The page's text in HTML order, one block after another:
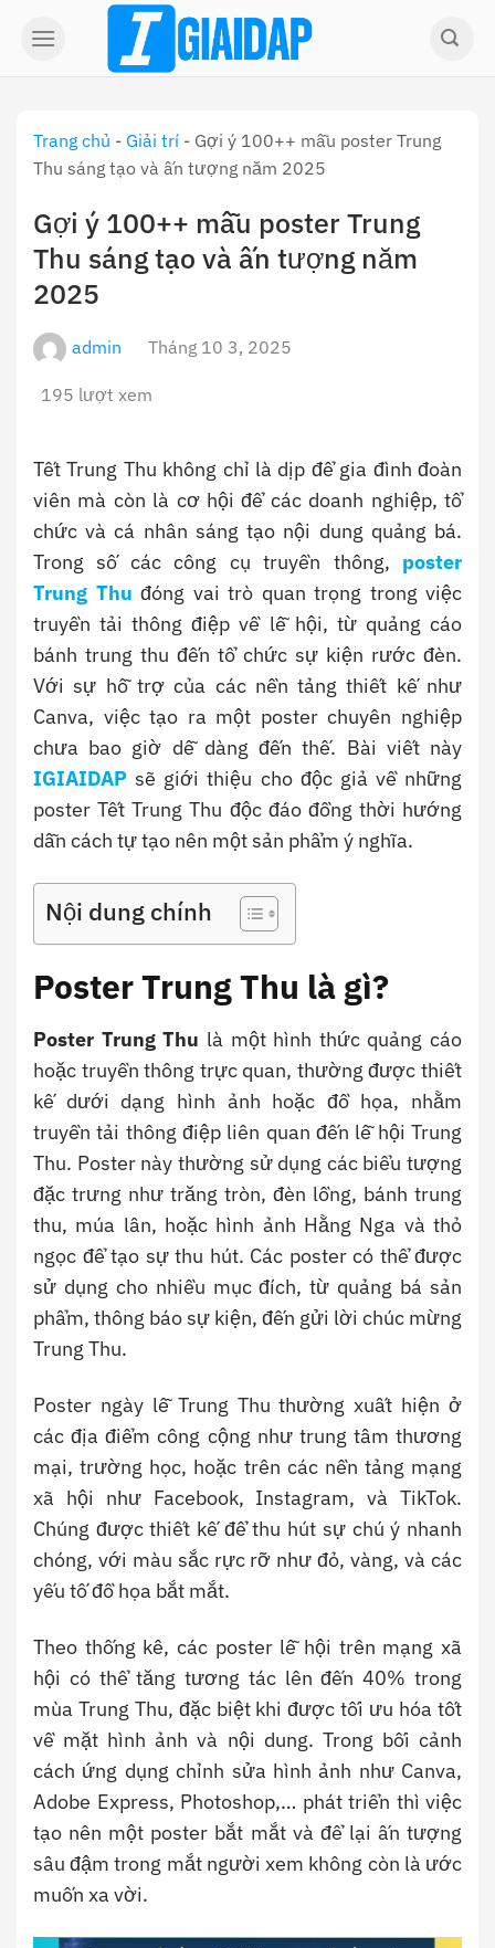
Trang chủ - Giải trí - Gợi ý 100++ mẫu poster Trung
Thu sáng tạo và ấn tượng năm 2025
Gợi ý 100++ mẫu poster Trung
Thu sáng tạo và ấn tượng năm
2025
admin Tháng 10 3, 2025
195 lượt xem
Tết Trung Thu không chỉ là dịp để gia đình đoàn
viên mà còn là cơ hội để các doanh nghiệp, tổ
chức và cá nhân sáng tạo nội dung quảng bá.
Trong số các công cụ truyền thông, poster
Trung Thu đóng vai trò quan trọng trong việc
truyền tải thông điệp về lễ hội, từ quảng cáo
bánh trung thu đến tổ chức sự kiện rước đèn.
Với sự hỗ trợ của các nền tảng thiết kế như
Canva, việc tạo ra một poster chuyên nghiệp
chưa bao giờ dễ dàng đến thế. Bài viết này
IGIAIDAP sẽ giới thiệu cho độc giả về những
poster Tết Trung Thu độc đáo đồng thời hướng
dẫn cách tự tạo nên một sản phẩm ý nghĩa.
Nội dung chính
Poster Trung Thu là gì?
Poster Trung Thu là một hình thức quảng cáo
hoặc truyền thông trực quan, thường được thiết
kế dưới dạng hình ảnh hoặc đồ họa, nhằm
truyền tải thông điệp liên quan đến lễ hội Trung
Thu. Poster này thường sử dụng các biểu tượng
đặc trưng như trăng tròn, đèn lồng, bánh trung
thu, múa lân, hoặc hình ảnh Hằng Nga và thỏ
ngọc để tạo sự thu hút. Các poster có thể được
sử dụng cho nhiều mục đích, từ quảng bá sản
phẩm, thông báo sự kiện, đến gửi lời chúc mừng
Trung Thu.
Poster ngày lễ Trung Thu thường xuất hiện ở
các địa điểm công cộng như trung tâm thương
mại, trường học, hoặc trên các nền tảng mạng
xã hội như Facebook, Instagram, và TikTok.
Chúng được thiết kế để thu hút sự chú ý nhanh
chóng, với màu sắc rực rỡ như đỏ, vàng, và các
yếu tố đồ họa bắt mắt.
Theo thống kê, các poster lễ hội trên mạng xã
hội có thể tăng tương tác lên đến 40% trong
mùa Trung Thu, đặc biệt khi được tối ưu hóa tốt
về mặt hình ảnh và nội dung. Trong bối cảnh
cách ứng dụng chỉnh sửa hình ảnh như Canva,
Adobe Express, Photoshop,… phát triển thì việc
tạo nên một poster bắt mắt và để lại ấn tượng
sâu đậm trong mắt người xem không còn là ước
muốn xa vời.